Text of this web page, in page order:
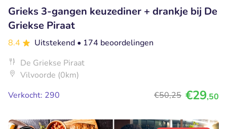
Grieks 3-gangen keuzediner + drankje bij De
Griekse Piraat
8.4 Uitstekend • 174 beoordelingen
De Griekse Piraat
Vilvoorde (0km)
Verkocht: 290
€50,25 €29,50